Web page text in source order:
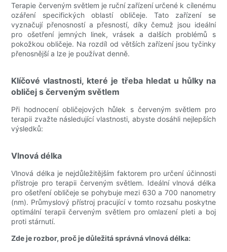
Terapie červeným světlem je ruční zařízení určené k cílenému
ozáření specifických oblastí obličeje. Tato zařízení se
vyznačují přenosností a přesností, díky čemuž jsou ideální
pro ošetření jemných linek, vrásek a dalších problémů s
pokožkou obličeje. Na rozdíl od větších zařízení jsou tyčinky
přenosnější a lze je používat denně.
Klíčové vlastnosti, které je třeba hledat u hůlky na
obličej s červeným světlem
Při hodnocení obličejových hůlek s červeným světlem pro
terapii zvažte následující vlastnosti, abyste dosáhli nejlepších
výsledků:
Vlnová délka
Vlnová délka je nejdůležitějším faktorem pro určení účinnosti
přístroje pro terapii červeným světlem. Ideální vlnová délka
pro ošetření obličeje se pohybuje mezi 630 a 700 nanometry
(nm). Průmyslový přístroj pracující v tomto rozsahu poskytne
optimální terapii červeným světlem pro omlazení pleti a boj
proti stárnutí.
Zde je rozbor, proč je důležitá správná vlnová délka: